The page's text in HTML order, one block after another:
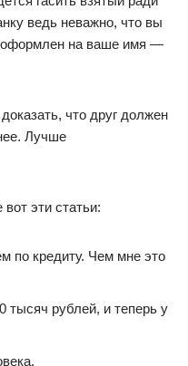
ведь неважно, что вы
оформлен на ваше имя —
что друг должен
Лучше
эти статьи:
по кредиту. Чем мне это
тысяч рублей, и теперь у